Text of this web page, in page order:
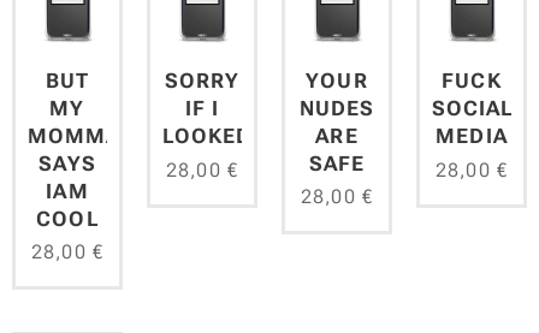
BUT
MY
MOMMA
SAYS
IAM
COOL
28,00 €
SORRY
IF I
LOOKED
28,00 €
YOUR
NUDES
ARE
SAFE
28,00 €
FUCK
SOCIAL
MEDIA
28,00 €